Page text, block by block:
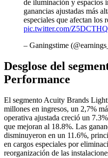
de iluminación y espacios
ganancias ajustadas más
especiales que afectan los
pic.twitter.com/
– Ganingstime
Desglose del
Performance
El segmento Acuity Brands
millones en ingresos, un 2,7%
operativa ajustada creció un
que mejoran al 18.8%. Las
disminuyeron en un 11.6%,
en cargos especiales por
reorganización de las